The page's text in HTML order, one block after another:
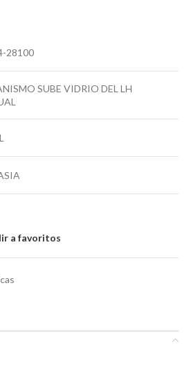
28100
SUBE VIDRIO DEL LH
a favoritos